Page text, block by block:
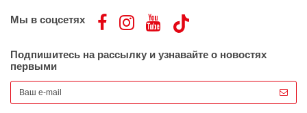
Мы в соцсетях
Подпишитесь на рассылку и узнавайте о новостях
первыми